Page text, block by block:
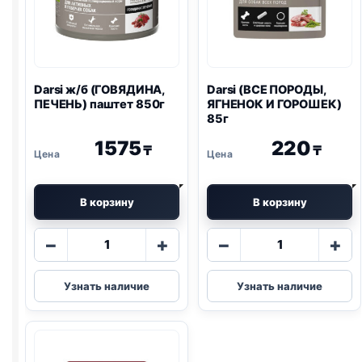
Darsi ж/б (ГОВЯДИНА,
ПЕЧЕНЬ) паштет 850г
1575₸
В корзину
−
Количество
Darsi
ж/
б
+
Узнать наличие
Darsi (ВСЕ ПОРОДЫ,
ЯГНЕНОК И ГОРОШЕК)
85г
220₸
В корзину
−
Количество
Darsi
(ВСЕ
ПОРОДЫ,
+
Узнать наличие